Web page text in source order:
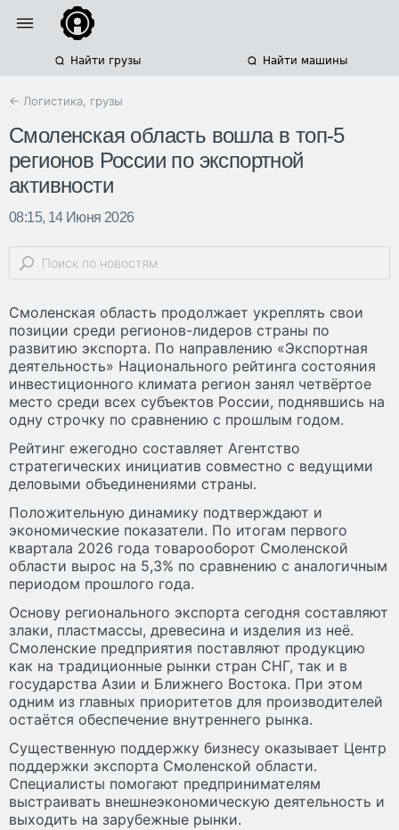
Найти грузы Найти машины
← Логистика, грузы
Смоленская область вошла в топ-5
регионов России по экспортной
активности
08:15, 14 Июня 2026
Смоленская область продолжает укреплять свои
позиции среди регионов-лидеров страны по
развитию экспорта. По направлению «Экспортная
деятельность» Национального рейтинга состояния
инвестиционного климата регион занял четвёртое
место среди всех субъектов России, поднявшись на
одну строчку по сравнению с прошлым годом.
Рейтинг ежегодно составляет Агентство
стратегических инициатив совместно с ведущими
деловыми объединениями страны.
Положительную динамику подтверждают и
экономические показатели. По итогам первого
квартала 2026 года товарооборот Смоленской
области вырос на 5,3% по сравнению с аналогичным
периодом прошлого года.
Основу регионального экспорта сегодня составляют
злаки, пластмассы, древесина и изделия из неё.
Смоленские предприятия поставляют продукцию
как на традиционные рынки стран СНГ, так и в
государства Азии и Ближнего Востока. При этом
одним из главных приоритетов для производителей
остаётся обеспечение внутреннего рынка.
Существенную поддержку бизнесу оказывает Центр
поддержки экспорта Смоленской области.
Специалисты помогают предпринимателям
выстраивать внешнеэкономическую деятельность и
выходить на зарубежные рынки.